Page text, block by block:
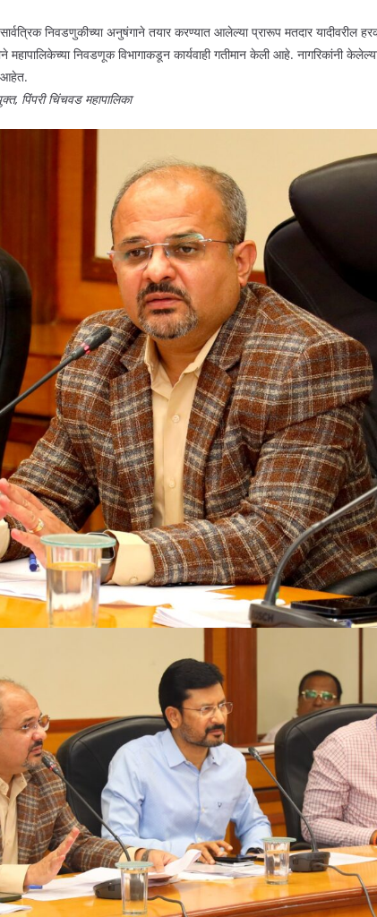
सार्वत्रिक निवडणुकीच्या अनुषंगाने तयार करण्यात आलेल्या प्रारूप मतदार यादीवरील
महापालिकेच्या निवडणूक विभागाकडून कार्यवाही गतीमान केली आहे. नागरिकांनी
आहेत.
पिंपरी चिंचवड महापालिका